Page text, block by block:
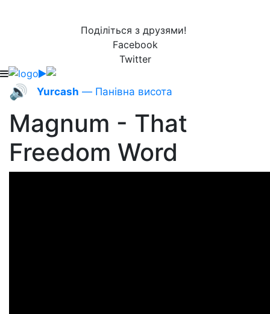
Поділіться з друзями!
Facebook
Twitter
🔊 Yurcash — Панівна висота
Magnum - That
Freedom Word